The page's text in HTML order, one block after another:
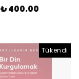
₺ 400.00
Tükendi